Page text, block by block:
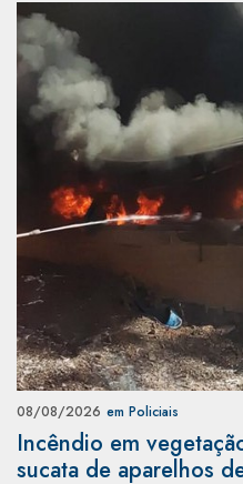
08/08/2026 em Policiais
Incêndio em
sucata de aparelhos